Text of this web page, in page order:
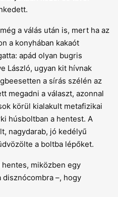
a válás után is, mert ha az
a konyhában kakaót
apád olyan bugris
László, ugyan kit hívnak
a sírás szélén az
megadni a választ, azonnal
körül kialakult metafizikai
húsboltban a hentest. A
nagydarab, jó kedélyű
a boltba lépőket.
hentes, miközben egy
disznócombra –, hogy